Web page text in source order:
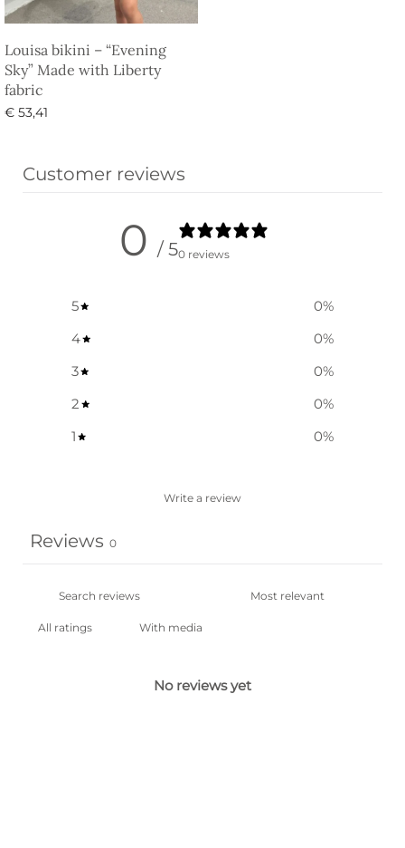
Louisa bikini – “Evening
Sky” Made with Liberty
fabric
€ 53,41
Customer reviews
0 / 50 reviews
5 0%
4
0%
3
0%
2
0%
1
0%
Write a review
Reviews 0
With media
No reviews yet